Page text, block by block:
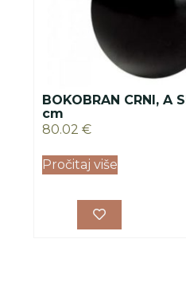
BOKOBRAN CRNI, A
cm
80.02 €
Pročitaj više